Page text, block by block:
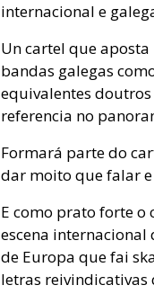
internacional e
Un cartel que aposta
bandas galegas
equivalentes
referencia no
Formará parte do
dar moito que falar
E como prato forte o
escena
de Europa que fai
letras reivindicativas